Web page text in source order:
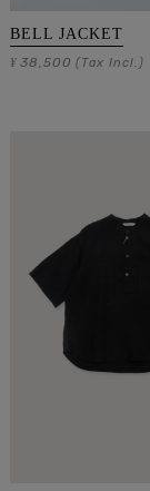
BELL JACKET
¥ 38,500 (Tax Incl.)